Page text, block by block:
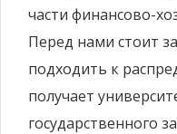
части финансово-
Перед нами стоит
подходить к
получает
государственного